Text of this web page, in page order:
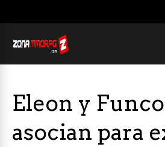
Eleon y
asocian para